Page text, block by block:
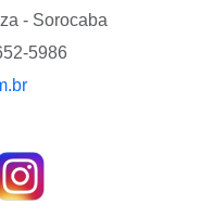
- Sorocaba
5986